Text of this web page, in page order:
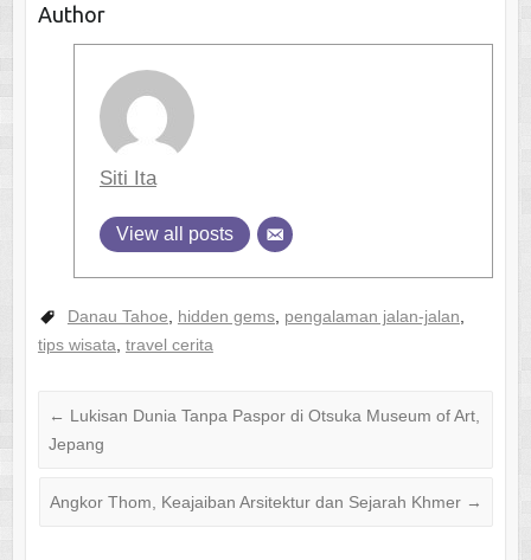
Author
Siti Ita
View all posts
Danau Tahoe hidden gems, pengalaman jalan-jalan
tips wisata travel cerita
← Lukisan Dunia Tanpa Paspor di Otsuka Museum of Art,
Jepang
Angkor Thom, Keajaiban Arsitektur dan Sejarah Khmer →